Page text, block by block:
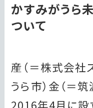
かすみがうら
ついて
産（＝株式会社
うら市）金（＝
2016年4月に設